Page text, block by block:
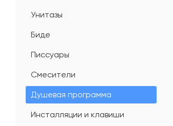
Унитазы
Биде
Писсуары
Смесители
Душевая программа
Инсталляции и клавиши